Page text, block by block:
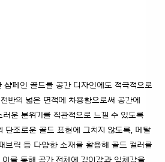
샴페인 골드를 공간 디자인에도 적극적으로
반의 넓은 면적에 차용함으로써 공간에
운 분위기를 직관적으로 느낄 수 있도록
단조로운 골드 표현에 그치지 않도록, 메탈
브릭 등 다양한 소재를 활용해 골드 컬러를
를 통해 공간 전체에 깊이감과 입체감을